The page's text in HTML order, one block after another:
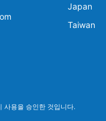
Japan
Taiwan
사용을 승인한 것입니다.